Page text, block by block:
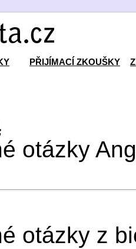
PŘIJÍMACÍ ZKOUŠKY
otázky
otázky z